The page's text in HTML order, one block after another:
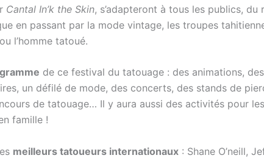
Cantal In’k the Skin, s’adapteront à tous les publics, du
en passant par la mode vintage, les troupes
l’homme tatoué.
de ce festival du tatouage : des animations,
un défilé de mode, des concerts, des stands de
de tatouage… Il y aura aussi des activités pour
famille !
meilleurs tatoueurs internationaux : Shane O’neill,